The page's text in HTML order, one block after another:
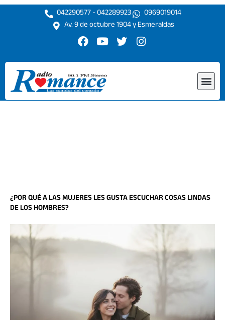
Ir
042290577 - 042289923
0969019014
Av. 9 de octubre 1904 y Esmeraldas
F
c
e
b
o
o
Y
u
t
u
b
e
T
i
r
I
s
r
¿POR QUÉ A LAS MUJERES LES GUSTA ESCUCHAR COSAS LINDAS
DE LOS HOMBRES?